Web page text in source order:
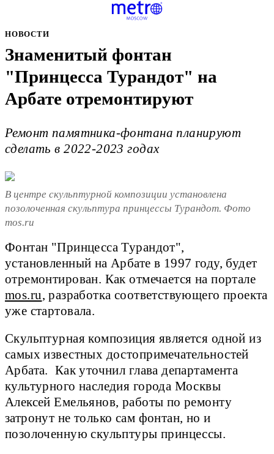
НОВОСТИ
Знаменитый фонтан
"Принцесса Турандот" на
Арбате отремонтируют
Ремонт памятника-фонтана планируют
сделать в 2022-2023 годах
В центре скульптурной композиции установлена
позолоченная скульптура принцессы Турандот. Фото
mos.ru
Фонтан "Принцесса Турандот",
установленный на Арбате в 1997 году, будет
отремонтирован. Как отмечается на портале
mos.ru, разработка соответствующего проекта
уже стартовала.
Скульптурная композиция является одной из
самых известных достопримечательностей
Арбата. Как уточнил глава департамента
культурного наследия города Москвы
Алексей Емельянов, работы по ремонту
затронут не только сам фонтан, но и
позолоченную скульптуры принцессы.